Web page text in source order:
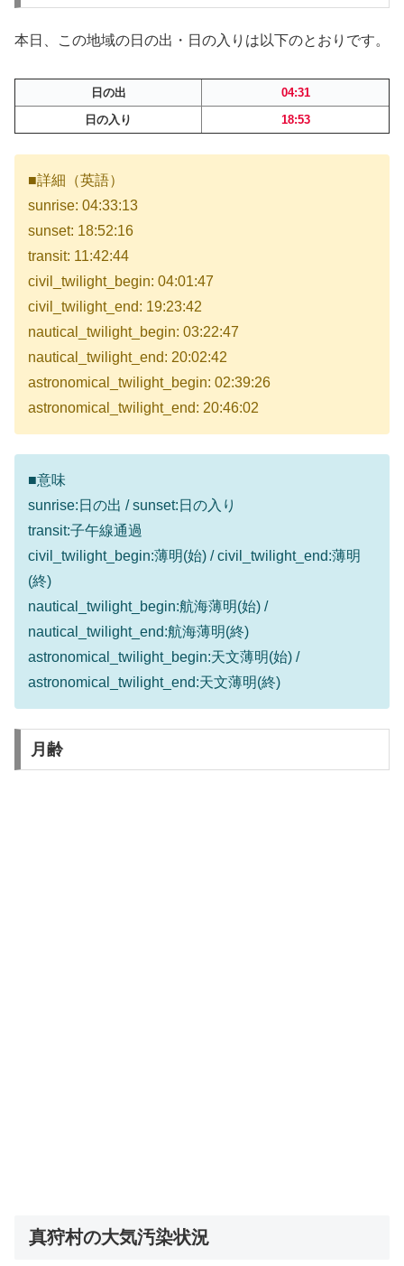
本日、この地域の日の出・日の入りは以下のとおりです。
日の出
04:31
日の入り
18:53
■詳細（英語）
sunrise: 04:33:13
sunset: 18:52:16
transit: 11:42:44
civil_twilight_begin: 04:01:47
civil_twilight_end: 19:23:42
nautical_twilight_begin: 03:22:47
nautical_twilight_end: 20:02:42
astronomical_twilight_begin: 02:39:26
astronomical_twilight_end: 20:46:02
■意味
sunrise:日の出 / sunset:日の入り
transit:子午線通過
civil_twilight_begin:薄明(始) / civil_twilight_end:薄明
(終)
nautical_twilight_begin:航海薄明(始) /
nautical_twilight_end:航海薄明(終)
astronomical_twilight_begin:天文薄明(始) /
astronomical_twilight_end:天文薄明(終)
月齢
真狩村の大気汚染状況